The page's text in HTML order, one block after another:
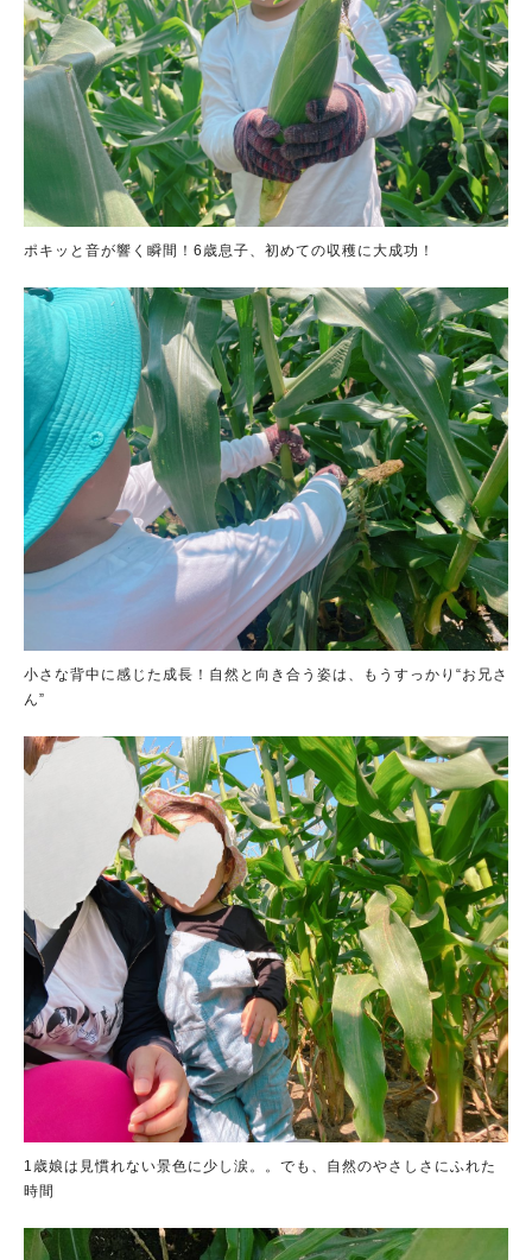
ポキッと音が響く瞬間！6歳息子、初めての収穫に大成功！
小さな背中に感じた成長！自然と向き合う姿は、もうすっかり“お兄さ
ん”
1歳娘は見慣れない景色に少し涙。。でも、自然のやさしさにふれた
時間